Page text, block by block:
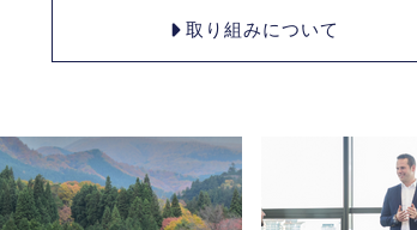
取り組みについて